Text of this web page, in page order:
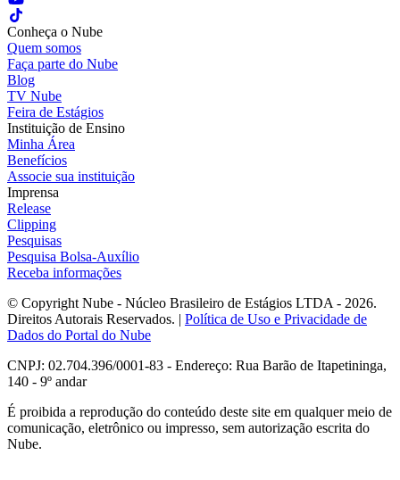
Conheça o Nube
Quem somos
Faça parte do Nube
Blog
TV Nube
Feira de Estágios
Instituição de Ensino
Minha Área
Benefícios
Associe sua instituição
Imprensa
Release
Clipping
Pesquisas
Pesquisa Bolsa-Auxílio
Receba informações
© Copyright Nube - Núcleo Brasileiro de Estágios LTDA - 2026.
Direitos Autorais Reservados. | Política de Uso e Privacidade de
Dados do Portal do Nube
CNPJ: 02.704.396/0001-83 - Endereço: Rua Barão de Itapetininga,
140 - 9º andar
É proibida a reprodução do conteúdo deste site em qualquer meio de
comunicação, eletrônico ou impresso, sem autorização escrita do
Nube.